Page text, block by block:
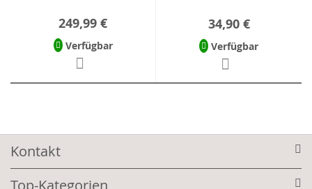
249,99 €
Verfügbar
34,90 €
Verfügbar
Kontakt
Top-Kategorien